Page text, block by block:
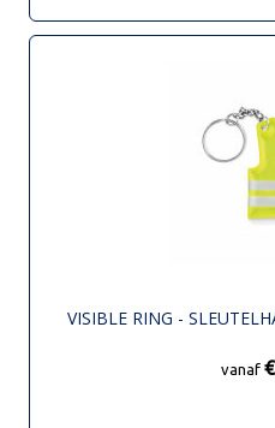
VISIBLE RING -
vanaf